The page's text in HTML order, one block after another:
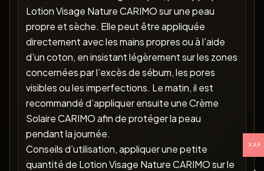
Lotion Visage Nature CARIMO sur une peau
propre et sèche. Elle peut être appliquée
directement avec les mains propres ou à l’aide
d’un coton, en insistant légèrement sur les zones
concernées par l’excès de sébum, les pores
visibles ou les imperfections. Le matin, il est
recommandé d’appliquer ensuite une Crème
Solaire CARIMO afin de protéger la peau
pendant la journée.
Conseils d’utilisation, appliquer une petite
quantité de Lotion Visage Nature CARIMO sur le
XAF